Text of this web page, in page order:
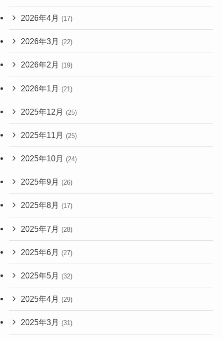
2026年4月 (17)
2026年3月 (22)
2026年2月 (19)
2026年1月 (21)
2025年12月 (25)
2025年11月 (25)
2025年10月 (24)
2025年9月 (26)
2025年8月 (17)
2025年7月 (28)
2025年6月 (27)
2025年5月 (32)
2025年4月 (29)
2025年3月 (31)